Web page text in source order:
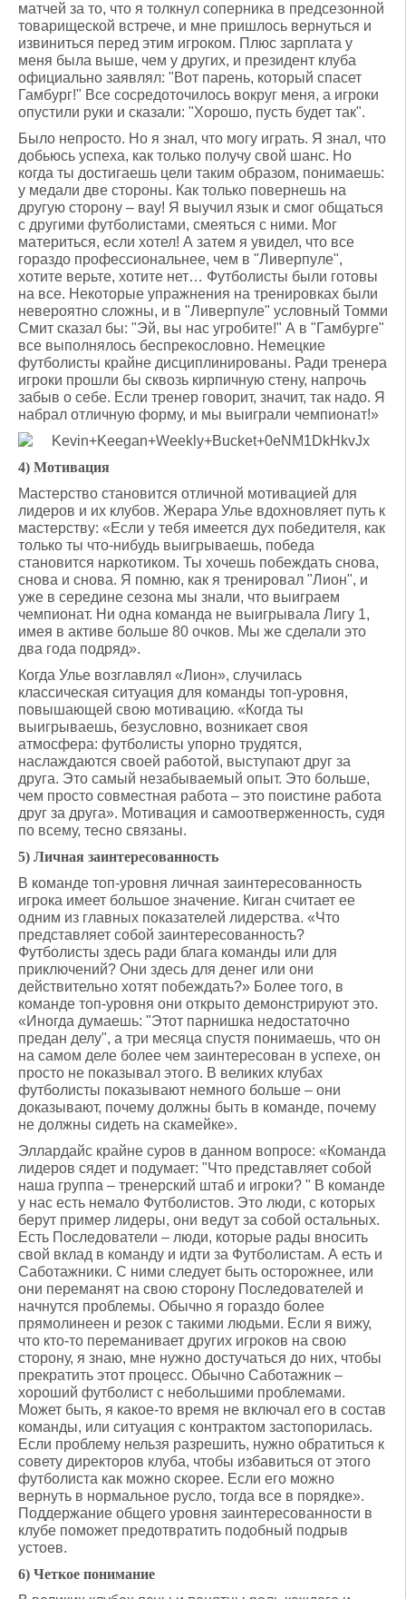
матчей за то, что я толкнул соперника в предсезонной
товарищеской встрече, и мне пришлось вернуться и
извиниться перед этим игроком. Плюс зарплата у
меня была выше, чем у других, и президент клуба
официально заявлял: "Вот парень, который спасет
Гамбург!" Все сосредоточилось вокруг меня, а игроки
опустили руки и сказали: "Хорошо, пусть будет так".
Было непросто. Но я знал, что могу играть. Я знал, что
добьюсь успеха, как только получу свой шанс. Но
когда ты достигаешь цели таким образом, понимаешь:
у медали две стороны. Как только повернешь на
другую сторону – вау! Я выучил язык и смог общаться
с другими футболистами, смеяться с ними. Мог
материться, если хотел! А затем я увидел, что все
гораздо профессиональнее, чем в "Ливерпуле",
хотите верьте, хотите нет… Футболисты были готовы
на все. Некоторые упражнения на тренировках были
невероятно сложны, и в "Ливерпуле" условный Томми
Смит сказал бы: "Эй, вы нас угробите!" А в "Гамбурге"
все выполнялось беспрекословно. Немецкие
футболисты крайне дисциплинированы. Ради тренера
игроки прошли бы сквозь кирпичную стену, напрочь
забыв о себе. Если тренер говорит, значит, так надо. Я
набрал отличную форму, и мы выиграли чемпионат!»
4) Мотивация
Мастерство становится отличной мотивацией для
лидеров и их клубов. Жерара Улье вдохновляет путь к
мастерству: «Если у тебя имеется дух победителя, как
только ты что-нибудь выигрываешь, победа
становится наркотиком. Ты хочешь побеждать снова,
снова и снова. Я помню, как я тренировал "Лион", и
уже в середине сезона мы знали, что выиграем
чемпионат. Ни одна команда не выигрывала Лигу 1,
имея в активе больше 80 очков. Мы же сделали это
два года подряд».
Когда Улье возглавлял «Лион», случилась
классическая ситуация для команды топ-уровня,
повышающей свою мотивацию. «Когда ты
выигрываешь, безусловно, возникает своя
атмосфера: футболисты упорно трудятся,
наслаждаются своей работой, выступают друг за
друга. Это самый незабываемый опыт. Это больше,
чем просто совместная работа – это поистине работа
друг за друга». Мотивация и самоотверженность, судя
по всему, тесно связаны.
5) Личная заинтересованность
В команде топ-уровня личная заинтересованность
игрока имеет большое значение. Киган считает ее
одним из главных показателей лидерства. «Что
представляет собой заинтересованность?
Футболисты здесь ради блага команды или для
приключений? Они здесь для денег или они
действительно хотят побеждать?» Более того, в
команде топ-уровня они открыто демонстрируют это.
«Иногда думаешь: "Этот парнишка недостаточно
предан делу", а три месяца спустя понимаешь, что он
на самом деле более чем заинтересован в успехе, он
просто не показывал этого. В великих клубах
футболисты показывают немного больше – они
доказывают, почему должны быть в команде, почему
не должны сидеть на скамейке».
Эллардайс крайне суров в данном вопросе: «Команда
лидеров сядет и подумает: "Что представляет собой
наша группа – тренерский штаб и игроки? " В команде
у нас есть немало Футболистов. Это люди, с которых
берут пример лидеры, они ведут за собой остальных.
Есть Последователи – люди, которые рады вносить
свой вклад в команду и идти за Футболистам. А есть и
Саботажники. С ними следует быть осторожнее, или
они переманят на свою сторону Последователей и
начнутся проблемы. Обычно я гораздо более
прямолинеен и резок с такими людьми. Если я вижу,
что кто-то переманивает других игроков на свою
сторону, я знаю, мне нужно достучаться до них, чтобы
прекратить этот процесс. Обычно Саботажник –
хороший футболист с небольшими проблемами.
Может быть, я какое-то время не включал его в состав
команды, или ситуация с контрактом застопорилась.
Если проблему нельзя разрешить, нужно обратиться к
совету директоров клуба, чтобы избавиться от этого
футболиста как можно скорее. Если его можно
вернуть в нормальное русло, тогда все в порядке».
Поддержание общего уровня заинтересованности в
клубе поможет предотвратить подобный подрыв
устоев.
6) Четкое понимание